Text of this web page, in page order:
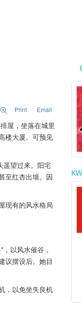
Print Email
屋，坐落在城里
楼大厦。可预见
遥望过来。阳宅
至红杏出墙。因
现有的风水格局
以风水催谷，
议摆设后。她目
，以免坐失良机